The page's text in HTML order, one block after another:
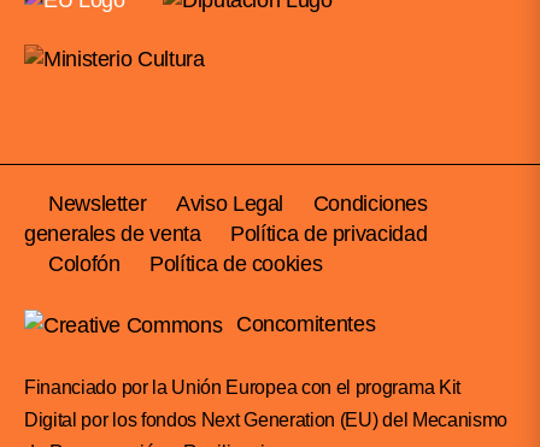
Newsletter Aviso Legal
Condiciones
generales de venta
Política de privacidad
Colofón
Política de cookies
Concomitentes
Financiado por la Unión Europea con el programa Kit
Digital por los fondos Next Generation (EU) del Mecanismo